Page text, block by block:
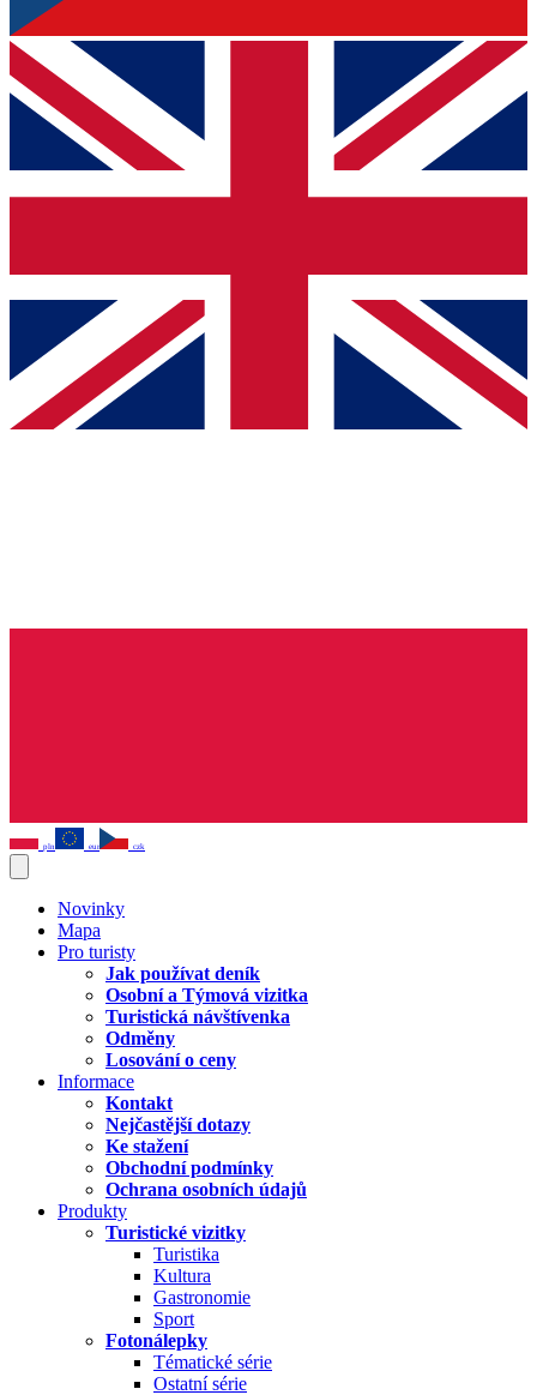
pln eur czk
Novinky
Mapa
Pro turisty
Jak používat deník
Osobní a Týmová vizitka
Turistická návštívenka
Odměny
Losování o ceny
Informace
Kontakt
Nejčastější dotazy
Ke stažení
Obchodní podmínky
Ochrana osobních údajů
Produkty
Turistické vizitky
Turistika
Kultura
Gastronomie
Sport
Fotonálepky
Tématické série
Ostatní série